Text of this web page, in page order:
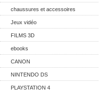
chaussures et accessoires
Jeux vidéo
FILMS 3D
ebooks
CANON
NINTENDO DS
PLAYSTATION 4